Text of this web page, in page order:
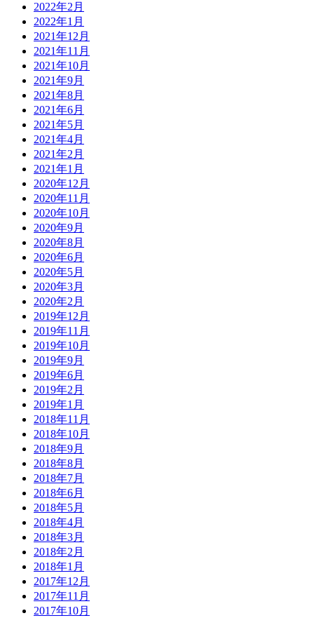
2022年2月
2022年1月
2021年12月
2021年11月
2021年10月
2021年9月
2021年8月
2021年6月
2021年5月
2021年4月
2021年2月
2021年1月
2020年12月
2020年11月
2020年10月
2020年9月
2020年8月
2020年6月
2020年5月
2020年3月
2020年2月
2019年12月
2019年11月
2019年10月
2019年9月
2019年6月
2019年2月
2019年1月
2018年11月
2018年10月
2018年9月
2018年8月
2018年7月
2018年6月
2018年5月
2018年4月
2018年3月
2018年2月
2018年1月
2017年12月
2017年11月
2017年10月